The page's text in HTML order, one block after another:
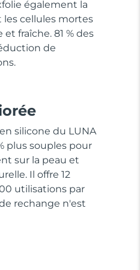
également la
cellules mortes
fraîche. 81 % des
de
silicone du LUNA
plus souples pour
sur la peau et
Il offre 12
utilisations par
rechange n'est